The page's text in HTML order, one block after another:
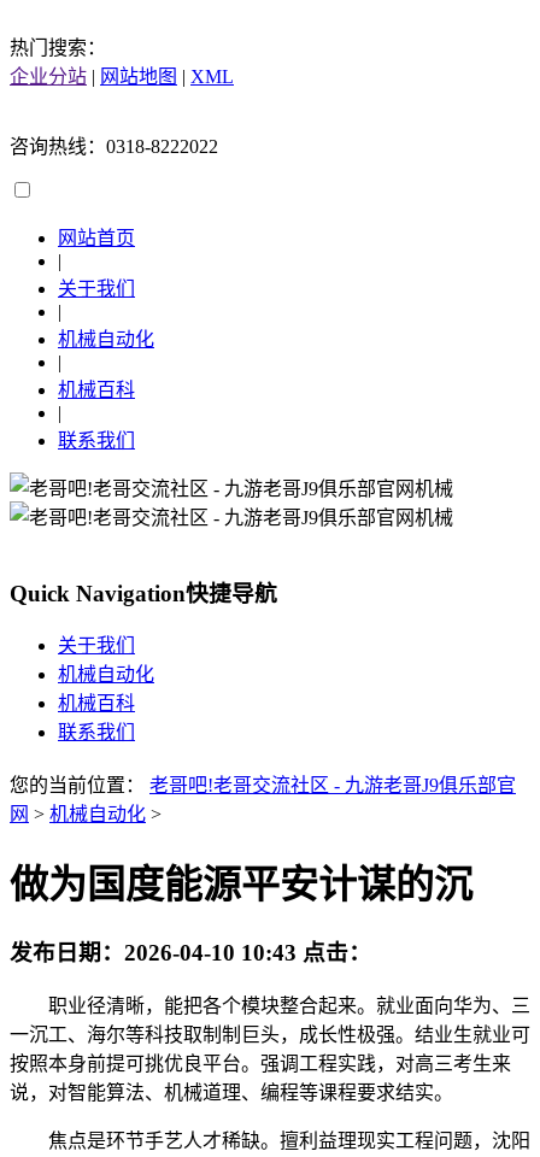
热门搜索：
企业分站 | 网站地图 | XML
咨询热线：0318-8222022
网站首页
|
关于我们
|
机械自动化
|
机械百科
|
联系我们
Quick Navigation快捷导航
关于我们
机械自动化
机械百科
联系我们
您的当前位置： 老哥吧!老哥交流社区 - 九游老哥J9俱乐部官
网 > 机械自动化 >
做为国度能源平安计谋的沉
发布日期： 2026-04-10 10:43 点击：
职业径清晰，能把各个模块整合起来。就业面向华为、三
一沉工、海尔等科技取制制巨头，成长性极强。结业生就业可
按照本身前提可挑优良平台。强调工程实践，对高三考生来
说，对智能算法、机械道理、编程等课程要求结实。
焦点是环节手艺人才稀缺。擅利益理现实工程问题，沈阳